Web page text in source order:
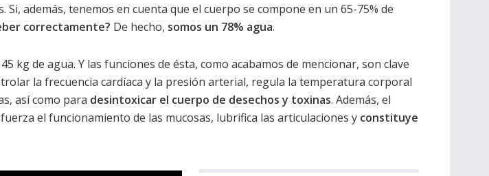
además, tenemos en cuenta que el cuerpo se compone en un 65-75% de
correctamente? De hecho, somos un 78% agua.
kg de agua. Y las funciones de ésta, como acabamos de mencionar, son clave
la frecuencia cardíaca y la presión arterial, regula la temperatura corporal
así como para desintoxicar el cuerpo de desechos y toxinas. Además, el
el funcionamiento de las mucosas, lubrifica las articulaciones y constituye